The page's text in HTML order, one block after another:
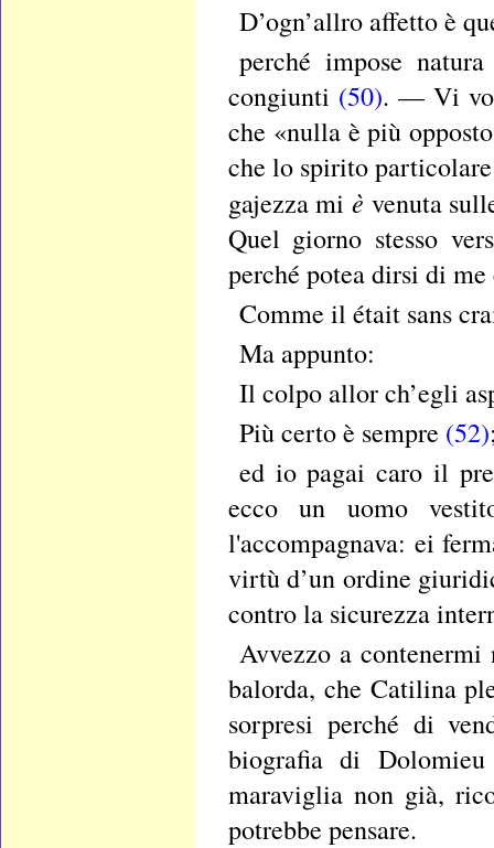
D’ogn’allro affetto è
perché impose
congiunti (50). — Vi
che «nulla è più
che lo spirito
gajezza miè venuta
Quel giorno stesso
perché potea dirsi di
Comme il était sans
Ma appunto:
Il colpo allor ch’egli
Più certo è sempre (52)
ed io pagai caro il
ecco un uomo
l'accompagnava: ei
virtù d’un ordine
contro la sicurezza
Avvezzo a
balorda, che Catilina
sorpresi perché di
biografia di
maraviglia non già,
potrebbe pensare.